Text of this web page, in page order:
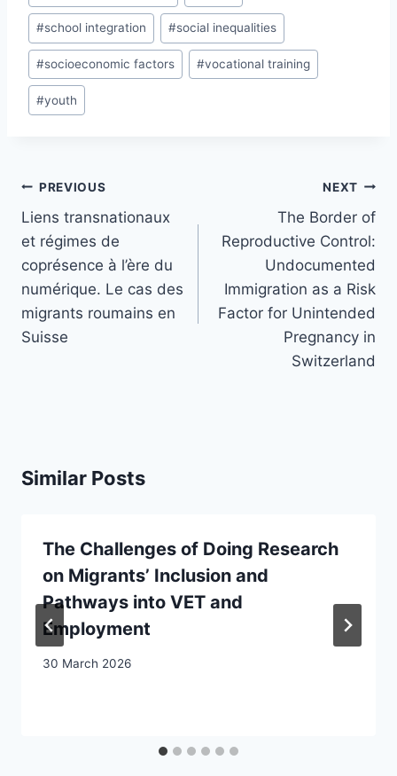
#school integration #social inequalities
#socioeconomic factors #vocational training
#youth
Post
navigation
PREVIOUS
Liens transnationaux
et régimes de
coprésence à l’ère du
numérique. Le cas des
migrants roumains en
Suisse
NEXT
The Border of
Reproductive Control:
Undocumented
Immigration as a Risk
Factor for Unintended
Pregnancy in
Switzerland
Similar Posts
The Challenges of Doing Research
on Migrants’ Inclusion and
Pathways into VET and
Employment
30 March 2026